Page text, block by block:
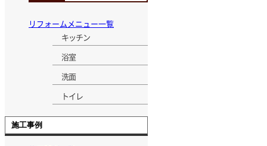
リフォームメニュー一覧
キッチン
浴室
洗面
トイレ
施工事例